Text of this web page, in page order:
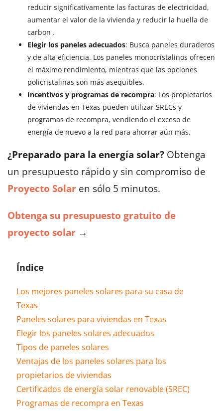
reducir significativamente las facturas de electricidad,
aumentar el valor de la vivienda y reducir la huella de
carbon .
Elegir los paneles adecuados: Busca paneles duraderos
y de alta eficiencia. Los paneles monocristalinos ofrecen
el máximo rendimiento, mientras que las opciones
policristalinas son más asequibles.
Incentivos y programas de recompra: Los propietarios
de viviendas en Texas pueden utilizar SRECs y
programas de recompra, vendiendo el exceso de
energía de nuevo a la red para ahorrar aún más.
¿Preparado para la energía solar? Obtenga
un presupuesto rápido y sin compromiso de
Proyecto Solar en sólo 5 minutos.
Obtenga su presupuesto gratuito de
proyecto solar →
Índice
Los mejores paneles solares para su casa de
Texas
Paneles solares para viviendas en Texas
Elegir los paneles solares adecuados
Tipos de paneles solares
Ventajas de los paneles solares para los
propietarios de viviendas
Certificados de energía solar renovable (SREC)
Programas de recompra en Texas